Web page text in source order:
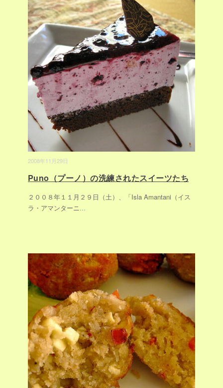
2008年11月29日
Puno（プーノ）の洗練されたスイーツたち
２００８年１１月２９日（土）、「Isla Amantani（イス
ラ・アマンターニ ...